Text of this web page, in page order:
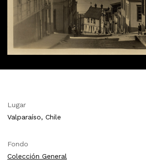
Lugar
Valparaíso, Chile
Fondo
Colección General